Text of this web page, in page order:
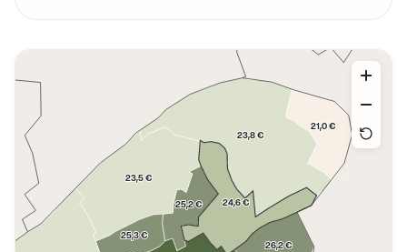
25,2 €
26,2 €
23,5 €
25,3 €
23,8 €
21,0 €
24,6 €